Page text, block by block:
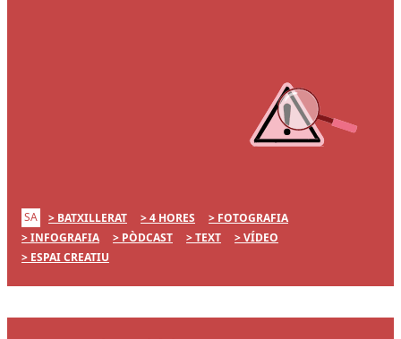
SA BATXILLERAT 4 HORES
FOTOGRAFIA
INFOGRAFIA
PÒDCAST TEXT
VÍDEO
ESPAI CREATIU